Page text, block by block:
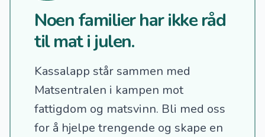
Noen familier har ikke råd
til mat i julen.
Kassalapp står sammen med
Matsentralen i kampen mot
fattigdom og matsvinn. Bli med oss
for å hjelpe trengende og skape en